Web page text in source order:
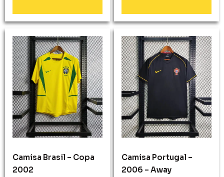
Camisa Brasil – Copa
2002
Camisa Portugal –
2006 – Away